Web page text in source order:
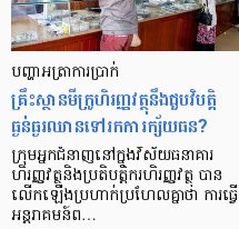
បញ្ហា​អត្រា​ការប្រាក់
គ្រឹះស្ថាន​មីក្រូ​ហិរញ្ញវត្ថុ​នឹង​ជួប​វិបត្តិ​
ធ្ងន់ធ្ងរ​ឈាន​ទៅ​រក​ការ​ក្ស័យធន?
ក្រុម​អ្នក​ជំនាញ​នៅ​ក្នុង​វិស័យ​ធនាគារ
ហិរញ្ញវត្ថុ​និង​ប្រតិបត្តិករ​ហិរញ្ញ​វត្ថុ បាន​​
លើក​ឡើង​ប្រហាក់​ប្រហែល​គ្នា​ថា ការ​ធ្វើ​
អន្តរាគមន៍​ព…